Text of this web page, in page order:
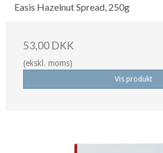
Easis Hazelnut Spread, 250g
53,00 DKK
(ekskl. moms)
Vis produkt